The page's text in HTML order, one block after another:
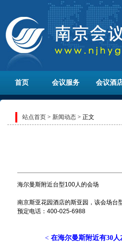
首页 会议服务 会议酒
站点首页 > 新闻动态 > 正文
海尔曼斯附近台型100人的会场
南京斯亚花园酒店的斯亚园，该会场台
预定电话：400-025-6988
< 在海尔曼斯附近有30人